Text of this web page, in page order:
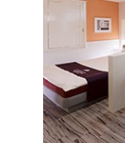
オレンジ